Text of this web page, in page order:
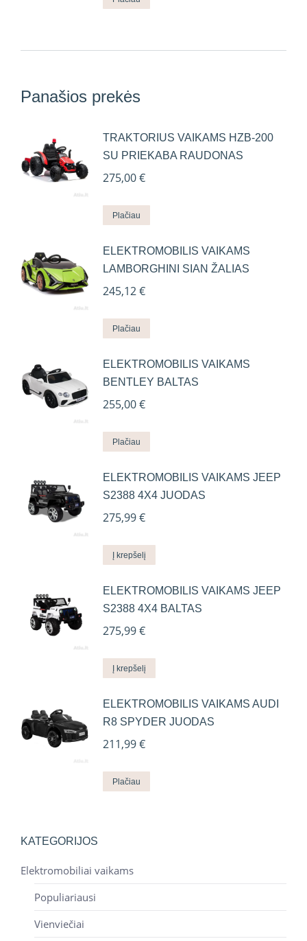
Panašios prekės
TRAKTORIUS VAIKAMS HZB-200
SU PRIEKABA RAUDONAS
275,00€
Plačiau
ELEKTROMOBILIS VAIKAMS
LAMBORGHINI SIAN ŽALIAS
245,12€
Plačiau
ELEKTROMOBILIS VAIKAMS
BENTLEY BALTAS
255,00€
Plačiau
ELEKTROMOBILIS VAIKAMS JEEP
S2388 4X4 JUODAS
275,99€
Į krepšelį
ELEKTROMOBILIS VAIKAMS JEEP
S2388 4X4 BALTAS
275,99€
Į krepšelį
ELEKTROMOBILIS VAIKAMS AUDI
R8 SPYDER JUODAS
211,99€
Plačiau
KATEGORIJOS
Elektromobiliai vaikams
Populiariausi
Vienviečiai